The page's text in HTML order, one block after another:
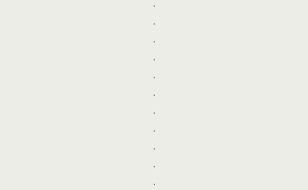
.
.
.
.
.
.
.
.
.
.